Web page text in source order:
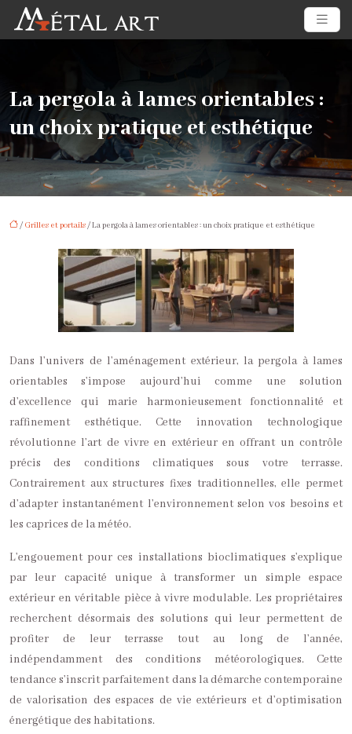
La pergola à lames orientables :
un choix pratique et esthétique
/ Grilles et portails/ La pergola à lames orientables : un choix pratique et esthétique
Dans l’univers de l’aménagement extérieur, la pergola à lames
orientables s’impose aujourd’hui comme une solution
d’excellence qui marie harmonieusement fonctionnalité et
raffinement esthétique. Cette innovation technologique
révolutionne l’art de vivre en extérieur en offrant un contrôle
précis des conditions climatiques sous votre terrasse.
Contrairement aux structures fixes traditionnelles, elle permet
d’adapter instantanément l’environnement selon vos besoins et
les caprices de la météo.
L’engouement pour ces installations bioclimatiques s’explique
par leur capacité unique à transformer un simple espace
extérieur en véritable pièce à vivre modulable. Les propriétaires
recherchent désormais des solutions qui leur permettent de
profiter de leur terrasse tout au long de l’année,
indépendamment des conditions météorologiques. Cette
tendance s’inscrit parfaitement dans la démarche contemporaine
de valorisation des espaces de vie extérieurs et d’optimisation
énergétique des habitations.